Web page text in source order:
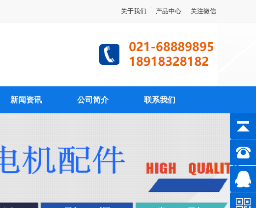
关于我们 产品中心 关注微信
新闻资讯 公司简介 联系我们